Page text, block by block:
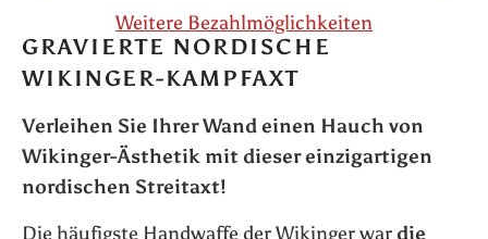
Weitere Bezahlmöglichkeiten
GRAVIERTE NORDISCHE
WIKINGER-KAMPFAXT
Verleihen Sie Ihrer Wand einen Hauch von
Wikinger-Ästhetik mit dieser einzigartigen
nordischen Streitaxt!
Die häufigste Handwaffe der Wikinger war die